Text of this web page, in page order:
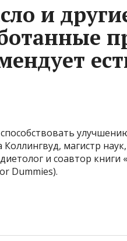
и
магистр
и соавтор книги
Dummies).